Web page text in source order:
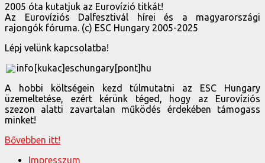
2005 óta kutatjuk az Eurovízió titkát!
Az Eurovíziós Dalfesztivál hírei és a magyarországi
rajongók fóruma. (c) ESC Hungary 2005-2025
Lépj velünk kapcsolatba!
info[kukac]eschungary[pont]hu
A hobbi költségein kezd túlmutatni az ESC Hungary
üzemeltetése, ezért kérünk téged, hogy az Eurovíziós
szezon alatti zavartalan működés érdekében támogass
minket!
Bővebben itt!
Impresszum